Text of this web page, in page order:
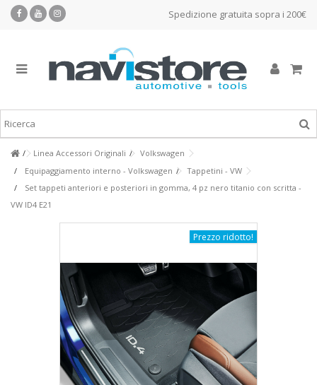
Spedizione gratuita sopra i 200€
Linea Accessori Originali
Volkswagen
Equipaggiamento interno - Volkswagen
Tappetini - VW
Set tappeti anteriori e posteriori in gomma, 4 pz nero titanio con scritta -
VW ID4 E21
Prezzo ridotto!